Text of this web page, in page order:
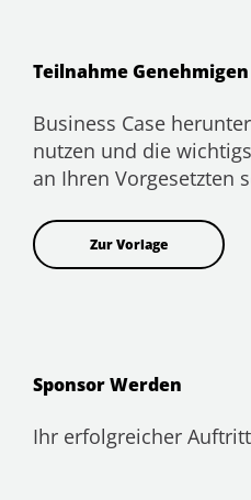
Teilnahme Genehmigen
Business Case
nutzen und die
an Ihren Vorgesetzten
Zur Vorlage
Sponsor Werden
Ihr erfolgreicher Auftritt